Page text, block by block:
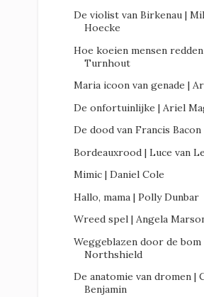
De violist van Birkenau |
Hoecke
Hoe koeien mensen
Turnhout
Maria icoon van genade |
De onfortuinlijke | Ariel
De dood van Francis
Bordeauxrood | Luce van
Mimic | Daniel Cole
Hallo, mama | Polly Dunbar
Wreed spel | Angela
Weggeblazen door de bom
Northshield
De anatomie van dromen |
Benjamin